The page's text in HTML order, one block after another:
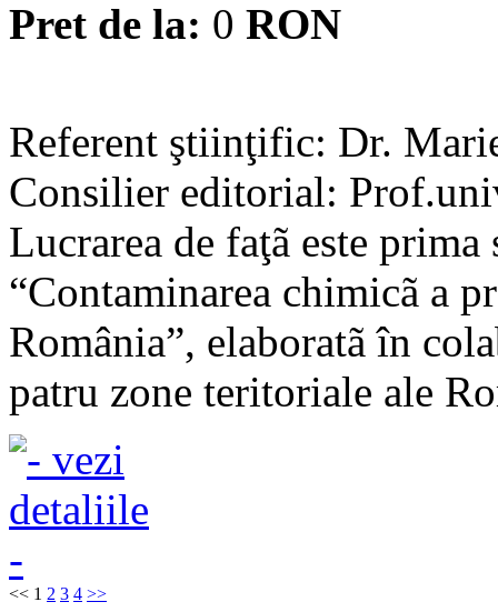
Pret de la: 0 RON
Referent ştiinţific: Dr.
Consilier editorial:
Lucrarea de faţã este
“Contaminarea chimicã a
România”, elaboratã în
patru zone teritoriale ale
<< 1 2 3 4 >>